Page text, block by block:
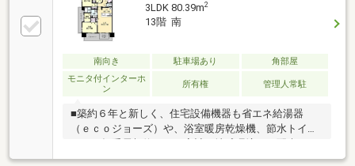
3LDK 80.39m2
13階 南
南向き 駐車場あり
角部屋
モニタ付インターホ
ン
所有権 管理人常駐
■築約６年と新しく、住宅設備機器も省エネ給湯器
（ｅｃｏジョーズ）や、浴室暖房乾燥機、節水トイ
仕様となっております！■シューズクローゼットさら